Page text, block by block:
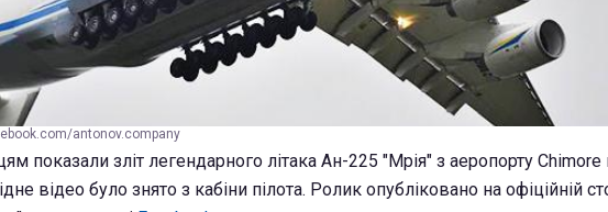
antonov.company
показали зліт легендарного літака Ан-225 "Мрія" з аеропорту Chimore
відео було знято з кабіни пілота. Ролик опубліковано на офіційній